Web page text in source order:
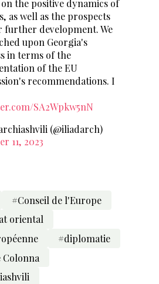
the positive dynamics of
as well as the prospects
development. We
upon Georgia's
in terms of the
of the EU
recommendations. I
SA2Wpkw5nN
(@iliadarch)
11, 2023
#Conseil de l'Europe
oriental
#diplomatie